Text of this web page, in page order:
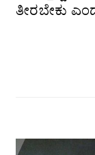
ತೀರಬೇಕು